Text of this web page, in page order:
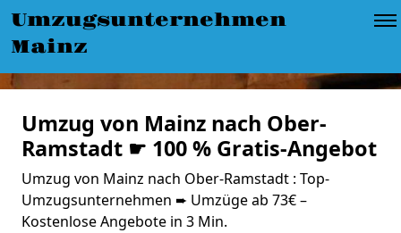
Umzugsunternehmen
Mainz
Umzug von Mainz nach Ober-
Ramstadt ☛ 100 % Gratis-Angebot
Umzug von Mainz nach Ober-Ramstadt : Top-
Umzugsunternehmen ➨ Umzüge ab 73€ –
Kostenlose Angebote in 3 Min.